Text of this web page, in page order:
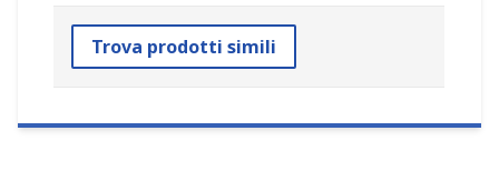
Trova prodotti simili